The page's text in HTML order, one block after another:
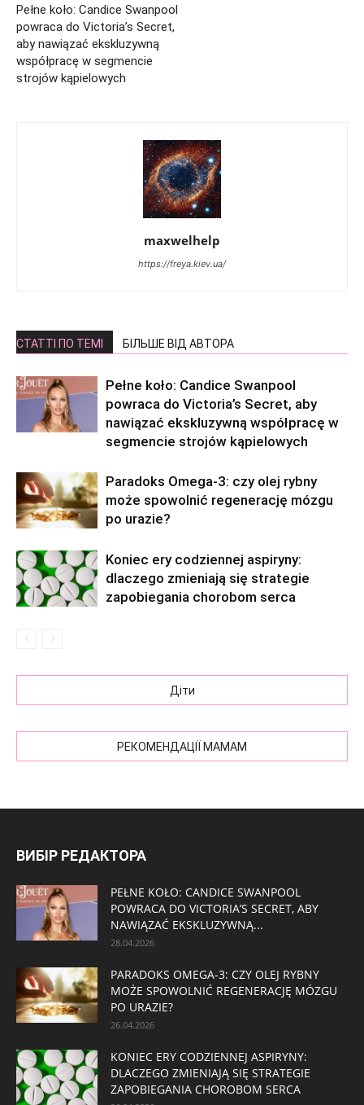
Pełne koło: Candice Swanpool
powraca do Victoria’s Secret,
aby nawiązać ekskluzywną
współpracę w segmencie
strojów kąpielowych
maxwelhelp
https://freya.kiev.ua/
СТАТТІ ПО ТЕМІ БІЛЬШЕ ВІД АВТОРА
Pełne koło: Candice Swanpool
powraca do Victoria’s Secret, aby
nawiązać ekskluzywną współpracę w
segmencie strojów kąpielowych
Paradoks Omega-3: czy olej rybny
może spowolnić regenerację mózgu
po urazie?
Koniec ery codziennej aspiryny:
dlaczego zmieniają się strategie
zapobiegania chorobom serca
Діти
РЕКОМЕНДАЦІЇ МАМАМ
ВИБІР РЕДАКТОРА
PEŁNE KOŁO: CANDICE SWANPOOL
POWRACA DO VICTORIA’S SECRET, ABY
NAWIĄZAĆ EKSKLUZYWNĄ...
28.04.2026
PARADOKS OMEGA-3: CZY OLEJ RYBNY
MOŻE SPOWOLNIĆ REGENERACJĘ MÓZGU
PO URAZIE?
26.04.2026
KONIEC ERY CODZIENNEJ ASPIRYNY:
DLACZEGO ZMIENIAJĄ SIĘ STRATEGIE
ZAPOBIEGANIA CHOROBOM SERCA